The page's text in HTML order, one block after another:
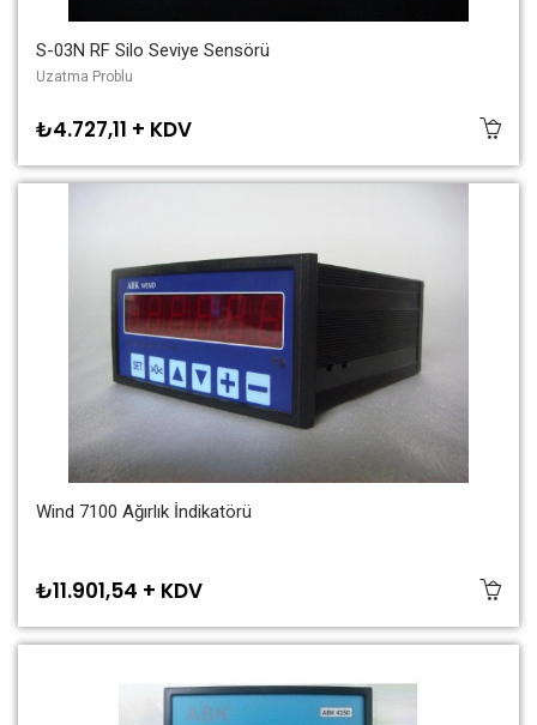
S-03N RF Silo Seviye Sensörü
Uzatma Problu
₺4.727,11 + KDV
Wind 7100 Ağırlık İndikatörü
₺11.901,54 + KDV